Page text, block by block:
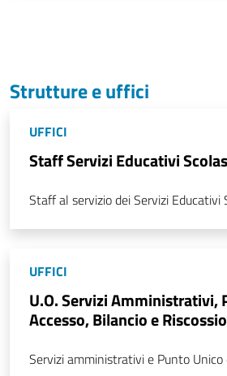
Strutture e uffici
UFFICI
Staff Servizi Educativi
Staff al servizio dei Servizi Educativi
UFFICI
U.O. Servizi Amministrativi,
Accesso, Bilancio e
Servizi amministrativi e Punto Unico